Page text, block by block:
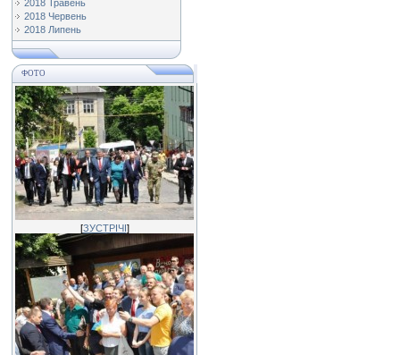
2018 Травень
2018 Червень
2018 Липень
ФОТО
[ЗУСТРІЧІ]